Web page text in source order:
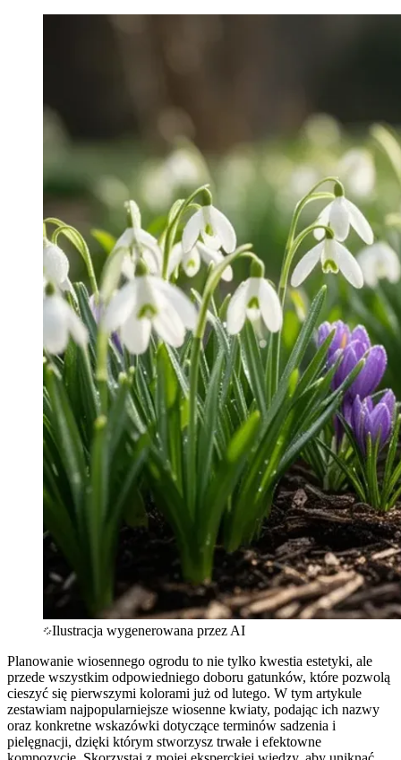
Ilustracja wygenerowana przez AI
Planowanie wiosennego ogrodu to nie tylko kwestia estetyki, ale
przede wszystkim odpowiedniego doboru gatunków, które pozwolą
cieszyć się pierwszymi kolorami już od lutego. W tym artykule
zestawiam najpopularniejsze wiosenne kwiaty, podając ich nazwy
oraz konkretne wskazówki dotyczące terminów sadzenia i
pielęgnacji, dzięki którym stworzysz trwałe i efektowne